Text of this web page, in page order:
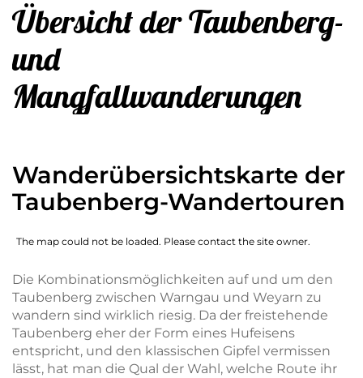
Übersicht der Taubenberg-
und
Mangfallwanderungen
Wanderübersichtskarte der
Taubenberg-Wandertouren
The map could not be loaded. Please contact the site owner.
Die Kombinationsmöglichkeiten auf und um den
Taubenberg zwischen Warngau und Weyarn zu
wandern sind wirklich riesig. Da der freistehende
Taubenberg eher der Form eines Hufeisens
entspricht, und den klassischen Gipfel vermissen
lässt, hat man die Qual der Wahl, welche Route ihr